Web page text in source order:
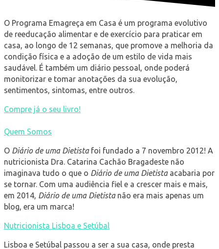
O Programa Emagreça em Casa é um programa evolutivo
de reeducação alimentar e de exercício para praticar em
casa, ao longo de 12 semanas, que promove a melhoria da
condição física e a adoção de um estilo de vida mais
saudável. É também um diário pessoal, onde poderá
monitorizar e tomar anotações da sua evolução,
sentimentos, sintomas, entre outros.
Compre já o seu livro!
Quem Somos
O Diário de uma Dietistafoi fundado a 7 novembro 2012! A
nutricionista Dra. Catarina Cachão Bragadeste não
imaginava tudo o que o Diário de uma Dietistaacabaria por
se tornar. Com uma audiência fiel e a crescer mais e mais,
em 2014, Diário de uma Dietistanão era mais apenas um
blog, era um marca!
Nutricionista Lisboa e Setúbal
Lisboa e Setúbal passou a ser a sua casa, onde presta